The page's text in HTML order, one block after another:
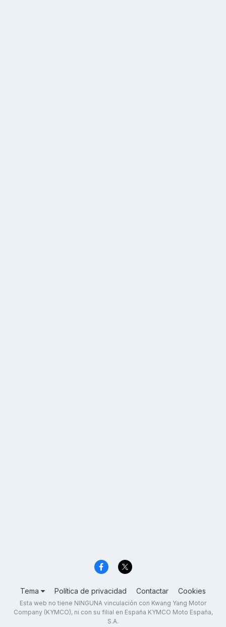
Tema Política de privacidad Contactar Cookies
Esta web no tiene NINGUNA vinculación con Kwang Yang Motor
Company (KYMCO), ni con su filial en España KYMCO Moto España,
S.A.